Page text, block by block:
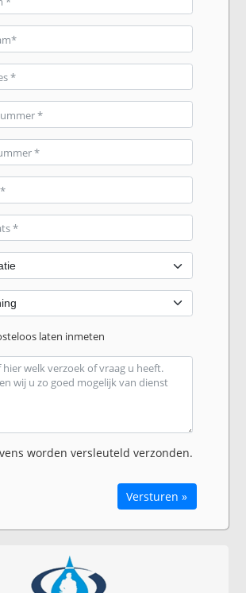
laten inmeten
worden versleuteld verzonden.
Versturen »